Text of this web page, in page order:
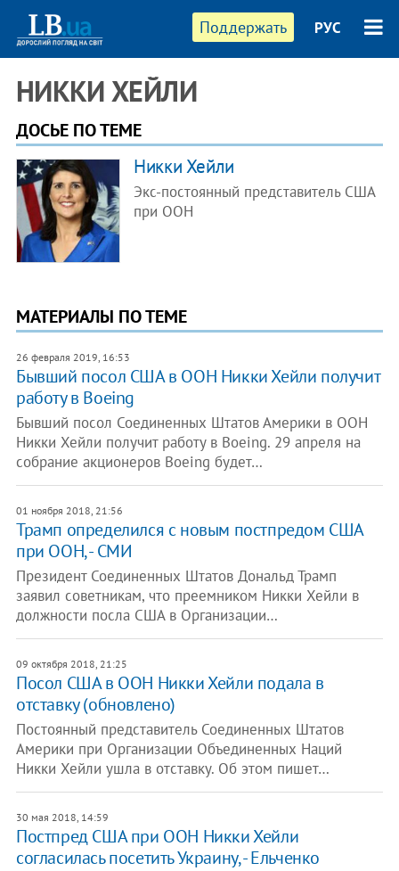
Поддержать РУС
НИККИ ХЕЙЛИ
ДОСЬЕ ПО ТЕМЕ
Никки ​Хейли
Экс-постоянный представитель США
при ООН
МАТЕРИАЛЫ ПО ТЕМЕ
26 февраля 2019, 16:53
Бывший посол США в ООН Никки Хейли получит
работу в Boeing
Бывший посол Соединенных Штатов Америки в ООН
Никки Хейли получит работу в Boeing. 29 апреля на
собрание акционеров Boeing будет…
01 ноября 2018, 21:56
Трамп определился с новым постпредом США
при ООН, - СМИ
Президент Соединенных Штатов Дональд Трамп
заявил советникам, что преемником Никки Хейли в
должности посла США в Организации…
09 октября 2018, 21:25
Посол США в ООН Никки Хейли подала в
отставку (обновлено)
Постоянный представитель Соединенных Штатов
Америки при Организации Объединенных Наций
Никки Хейли ушла в отставку. Об этом пишет…
30 мая 2018, 14:59
Постпред США при ООН Никки Хейли
согласилась посетить Украину, - Ельченко